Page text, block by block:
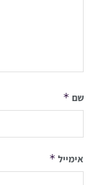
שם *
אימייל *